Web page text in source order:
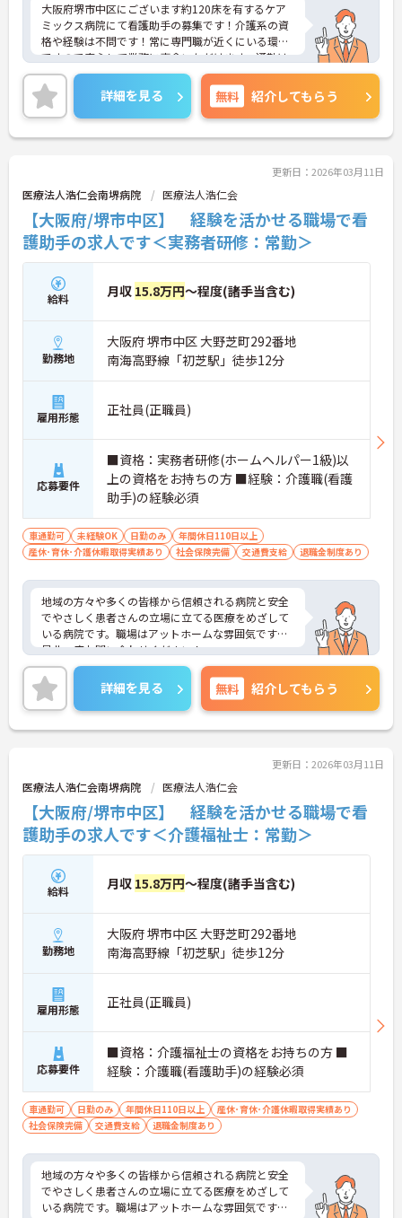
大阪府堺市中区にございます約120床を有するケア
ミックス病院にて看護助手の募集です！介護系の資
格や経験は不問です！常に専門職が近くにいる環境
ですので安心して業務に専念いただけます。通勤は
マイカー利用OK◎駐車場も完備されているので、通
勤ラクラクです♪
ご興味ある方には、面接対策ポイントなど、さらに
詳細をお話しいたしますのでお気軽にご相談くださ
い！
詳細を見る 無料 紹介してもらう
更新日：2026年03月11日
医療法人浩仁会南堺病院 医療法人浩仁会
【大阪府/堺市中区】 経験を活かせる職場で看
護助手の求人です＜実務者研修：常勤＞
給料 月収 15.8万円～程度(諸手当含む)
勤務地
大阪府 堺市中区 大野芝町292番地
南海高野線「初芝駅」徒歩12分
雇用形態 正社員(正職員)
応募要件
■資格：実務者研修(ホームヘルパー1級)以
上の資格をお持ちの方 ■経験：介護職(看護
助手)の経験必須
車通勤可 未経験OK 日勤のみ
年間休日110日以上
産休･育休･介護休暇取得実績あり
社会保険完備 交通費支給 退職金制度あり
地域の方々や多くの皆様から信頼される病院と安全
でやさしく患者さんの立場に立てる医療をめざして
いる病院です。職場はアットホームな雰囲気です。
是非一度お問い合わせください！
詳細を見る 無料 紹介してもらう
更新日：2026年03月11日
医療法人浩仁会南堺病院 医療法人浩仁会
【大阪府/堺市中区】 経験を活かせる職場で看
護助手の求人です＜介護福祉士：常勤＞
給料 月収 15.8万円～程度(諸手当含む)
勤務地
大阪府 堺市中区 大野芝町292番地
南海高野線「初芝駅」徒歩12分
雇用形態 正社員(正職員)
応募要件
■資格：介護福祉士の資格をお持ちの方 ■
経験：介護職(看護助手)の経験必須
車通勤可 日勤のみ 年間休日110日以上
産休･育休･介護休暇取得実績あり
社会保険完備
交通費支給 退職金制度あり
地域の方々や多くの皆様から信頼される病院と安全
でやさしく患者さんの立場に立てる医療をめざして
いる病院です。職場はアットホームな雰囲気です。